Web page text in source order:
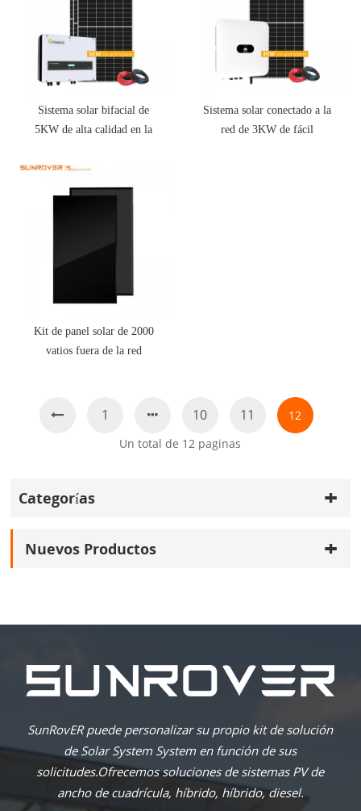
Sistema solar bifacial de
5KW de alta calidad en la
Sistema solar conectado a la
red de 3KW de fácil
Kit de panel solar de 2000
vatios fuera de la red
1 10 11
12
Un total de 12 paginas
Categorías
Nuevos Productos
SunRovER puede personalizar su propio kit de solución
de Solar System System en función de sus
solicitudes.Ofrecemos soluciones de sistemas PV de
ancho de cuadrícula, híbrido, híbrido, diesel.